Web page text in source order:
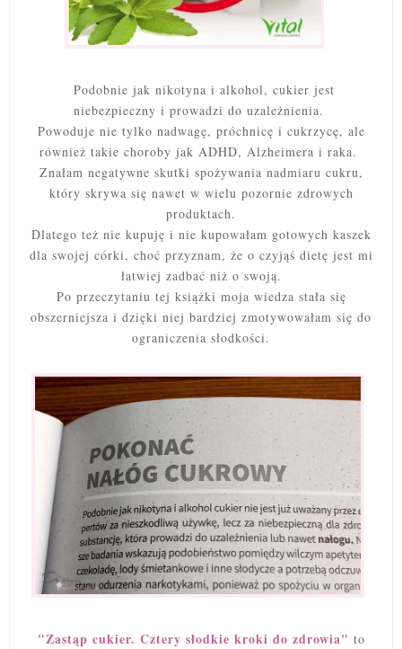
Podobnie jak nikotyna i alkohol, cukier jest
niebezpieczny i prowadzi do uzależnienia.
Powoduje nie tylko nadwagę, próchnicę i cukrzycę, ale
również takie choroby jak ADHD, Alzheimera i raka.
Znałam negatywne skutki spożywania nadmiaru cukru,
który skrywa się nawet w wielu pozornie zdrowych
produktach.
Dlatego też nie kupuję i nie kupowałam gotowych kaszek
dla swojej córki, choć przyznam, że o czyjąś dietę jest mi
łatwiej zadbać niż o swoją.
Po przeczytaniu tej książki moja wiedza stała się
obszerniejsza i dzięki niej bardziej zmotywowałam się do
ograniczenia słodkości.
"Zastąp cukier. Cztery słodkie kroki do zdrowia" to